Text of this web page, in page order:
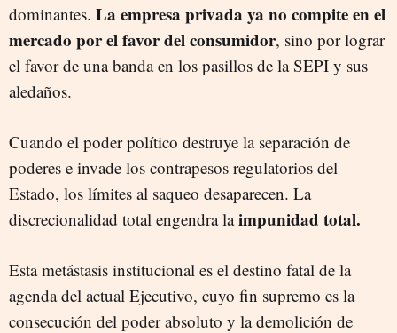
dominantes. La empresa privada ya no compite en el
mercado por el favor del consumidor, sino por lograr
el favor de una banda en los pasillos de la SEPI y sus
aledaños.
Cuando el poder político destruye la separación de
poderes e invade los contrapesos regulatorios del
Estado, los límites al saqueo desaparecen. La
discrecionalidad total engendra laimpunidad total.
Esta metástasis institucional es el destino fatal de la
agenda del actual Ejecutivo, cuyo fin supremo es la
consecución del poder absoluto y la demolición de